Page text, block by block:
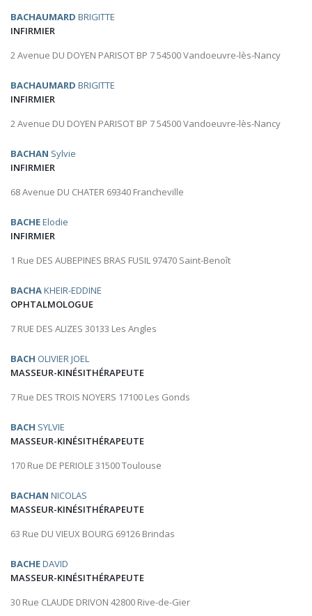
BACHAUMARD BRIGITTE
INFIRMIER
2 Avenue DU DOYEN PARISOT BP 7 54500 Vandoeuvre-lès-Nancy
BACHAUMARD BRIGITTE
INFIRMIER
2 Avenue DU DOYEN PARISOT BP 7 54500 Vandoeuvre-lès-Nancy
BACHAN Sylvie
INFIRMIER
68 Avenue DU CHATER 69340 Francheville
BACHEElodie
INFIRMIER
1 Rue DES AUBEPINES BRAS FUSIL 97470 Saint-Benoît
BACHAKHEIR-EDDINE
OPHTALMOLOGUE
7 RUE DES ALIZES 30133 Les Angles
BACH OLIVIER JOEL
MASSEUR-KINÉSITHÉRAPEUTE
7 Rue DES TROIS NOYERS 17100 Les Gonds
BACH SYLVIE
MASSEUR-KINÉSITHÉRAPEUTE
170 Rue DE PERIOLE 31500 Toulouse
BACHAN NICOLAS
MASSEUR-KINÉSITHÉRAPEUTE
63 Rue DU VIEUX BOURG 69126 Brindas
BACHEDAVID
MASSEUR-KINÉSITHÉRAPEUTE
30 Rue CLAUDE DRIVON 42800 Rive-de-Gier